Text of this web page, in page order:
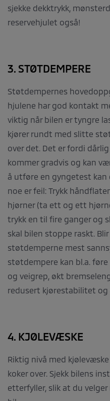
sjekke dekktrykk,
reservehjulet også!
3. STØTDEMPERE
Støtdempernes
hjulene har god kontakt
viktig når bilen er tyngre
kjører rundt med slitte
over det. Det er fordi
kommer gradvis og kan
å utføre en gyngetest kan
noe er feil: Trykk
hjørner (ta ett og ett
trykk en til fire ganger og
skal bilen stoppe raskt.
støtdemperne mest
støtdempere kan bl.a.
og veigrep, økt
redusert kjørestabilitet og
4. KJØLEVÆSKE
Riktig nivå med
koker over. Sjekk bilens
etterfyller, slik at du